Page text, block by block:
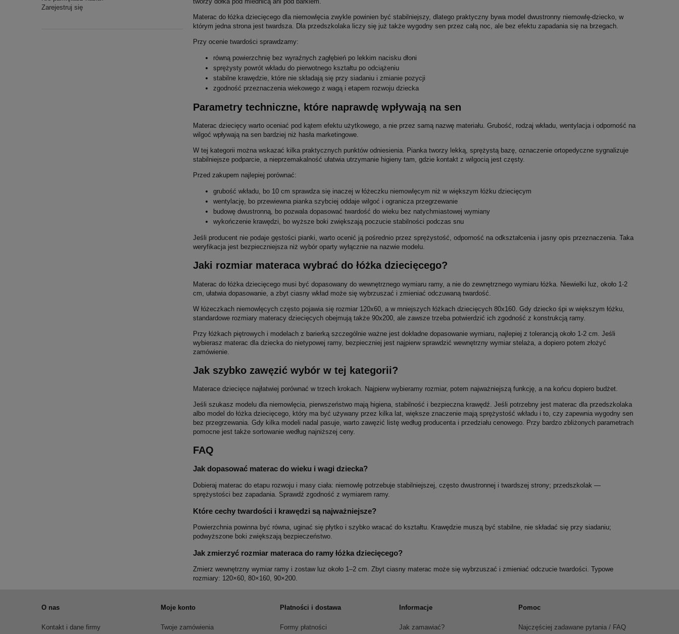
Zarejestruj się
Materac do łóżka dziecięcego dla niemowlęcia zwykle powinien być stabilniejszy, dlatego praktyczny bywa model dwustronny niemowlę-dziecko, w
którym jedna strona jest twardsza. Dla przedszkolaka liczy się już także wygodny sen przez całą noc, ale bez efektu zapadania się na brzegach.
Przy ocenie twardości sprawdzamy:
równą powierzchnię bez wyraźnych zagłębień po lekkim nacisku dłoni
sprężysty powrót wkładu do pierwotnego kształtu po odciążeniu
stabilne krawędzie, które nie składają się przy siadaniu i zmianie pozycji
zgodność przeznaczenia wiekowego z wagą i etapem rozwoju dziecka
Parametry techniczne, które naprawdę wpływają na sen
Materac dziecięcy warto oceniać pod kątem efektu użytkowego, a nie przez samą nazwę materiału. Grubość, rodzaj wkładu, wentylacja i odporność na
wilgoć wpływają na sen bardziej niż hasła marketingowe.
W tej kategorii można wskazać kilka praktycznych punktów odniesienia. Pianka tworzy lekką, sprężystą bazę, oznaczenie ortopedyczne sygnalizuje
stabilniejsze podparcie, a nieprzemakalność ułatwia utrzymanie higieny tam, gdzie kontakt z wilgocią jest częsty.
Przed zakupem najlepiej porównać:
grubość wkładu, bo 10 cm sprawdza się inaczej w łóżeczku niemowlęcym niż w większym łóżku dziecięcym
wentylację, bo przewiewna pianka szybciej oddaje wilgoć i ogranicza przegrzewanie
budowę dwustronną, bo pozwala dopasować twardość do wieku bez natychmiastowej wymiany
wykończenie krawędzi, bo wyższe boki zwiększają poczucie stabilności podczas snu
Jeśli producent nie podaje gęstości pianki, warto ocenić ją pośrednio przez sprężystość, odporność na odkształcenia i jasny opis przeznaczenia. Taka
weryfikacja jest bezpieczniejsza niż wybór oparty wyłącznie na nazwie modelu.
Jaki rozmiar materaca wybrać do łóżka dziecięcego?
Materac do łóżka dziecięcego musi być dopasowany do wewnętrznego wymiaru ramy, a nie do zewnętrznego wymiaru łóżka. Niewielki luz, około 1-2
cm, ułatwia dopasowanie, a zbyt ciasny wkład może się wybrzuszać i zmieniać odczuwaną twardość.
W łóżeczkach niemowlęcych często pojawia się rozmiar 120x60, a w mniejszych łóżkach dziecięcych 80x160. Gdy dziecko śpi w większym łóżku,
standardowe rozmiary materacy dziecięcych obejmują także 90x200, ale zawsze trzeba potwierdzić ich zgodność z konstrukcją ramy.
Przy łóżkach piętrowych i modelach z barierką szczególnie ważne jest dokładne dopasowanie wymiaru, najlepiej z tolerancją około 1-2 cm. Jeśli
wybierasz materac dla dziecka do nietypowej ramy, bezpieczniej jest najpierw sprawdzić wewnętrzny wymiar stelaża, a dopiero potem złożyć
zamówienie.
Jak szybko zawęzić wybór w tej kategorii?
Materace dziecięce najłatwiej porównać w trzech krokach. Najpierw wybieramy rozmiar, potem najważniejszą funkcję, a na końcu dopiero budżet.
Jeśli szukasz modelu dla niemowlęcia, pierwszeństwo mają higiena, stabilność i bezpieczna krawędź. Jeśli potrzebny jest materac dla przedszkolaka
albo model do łóżka dziecięcego, który ma być używany przez kilka lat, większe znaczenie mają sprężystość wkładu i to, czy zapewnia wygodny sen
bez przegrzewania. Gdy kilka modeli nadal pasuje, warto zawęzić listę według producenta i przedziału cenowego. Przy bardzo zbliżonych parametrach
pomocne jest także sortowanie według najniższej ceny.
FAQ
Jak dopasować materac do wieku i wagi dziecka?
Dobieraj materac do etapu rozwoju i masy ciała: niemowlę potrzebuje stabilniejszej, często dwustronnej i twardszej strony; przedszkolak —
sprężystości bez zapadania. Sprawdź zgodność z wymiarem ramy.
Które cechy twardości i krawędzi są najważniejsze?
Powierzchnia powinna być równa, uginać się płytko i szybko wracać do kształtu. Krawędzie muszą być stabilne, nie składać się przy siadaniu;
podwyższone boki zwiększają bezpieczeństwo.
Jak zmierzyć rozmiar materaca do ramy łóżka dziecięcego?
Zmierz wewnętrzny wymiar ramy i zostaw luz około 1–2 cm. Zbyt ciasny materac może się wybrzuszać i zmieniać odczucie twardości. Typowe
rozmiary: 120×60, 80×160, 90×200.
O nas
Kontakt i dane firmy
Moje konto
Twoje zamówienia
Płatności i dostawa
Formy płatności
Informacje
Jak zamawiać?
Pomoc
Najczęściej zadawane pytania / FAQ